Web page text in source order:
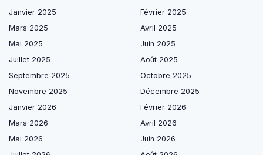
Janvier 2025
Février 2025
Mars 2025
Avril 2025
Mai 2025
Juin 2025
Juillet 2025
Août 2025
Septembre 2025
Octobre 2025
Novembre 2025
Décembre 2025
Janvier 2026
Février 2026
Mars 2026
Avril 2026
Mai 2026
Juin 2026